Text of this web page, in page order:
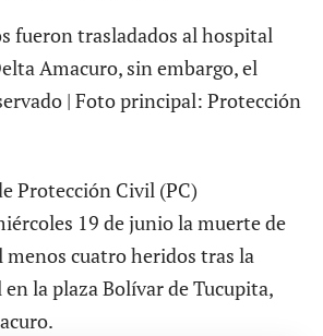
fueron trasladados al hospital
Amacuro, sin embargo, el
| Foto principal: Protección
Protección Civil (PC)
19 de junio la muerte de
menos cuatro heridos tras la
la plaza Bolívar de Tucupita,